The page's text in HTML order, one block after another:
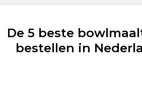
De 5 beste
bestellen in